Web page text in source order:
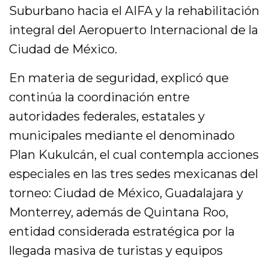
Suburbano hacia el AIFA y la rehabilitación
integral del Aeropuerto Internacional de la
Ciudad de México.
En materia de seguridad, explicó que
continúa la coordinación entre
autoridades federales, estatales y
municipales mediante el denominado
Plan Kukulcán, el cual contempla acciones
especiales en las tres sedes mexicanas del
torneo: Ciudad de México, Guadalajara y
Monterrey, además de Quintana Roo,
entidad considerada estratégica por la
llegada masiva de turistas y equipos